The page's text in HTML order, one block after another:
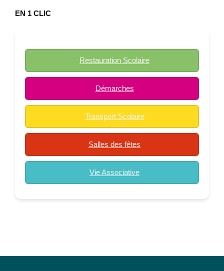
EN 1 CLIC
Restauration Scolaire
Démarches
Transport Scolaire
Salles des fêtes
Vie Associative